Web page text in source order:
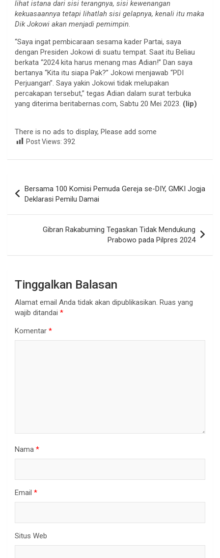
lihat istana dari sisi terangnya, sisi kewenangan
kekuasaannya tetapi lihatlah sisi gelapnya, kenali itu maka
Dik Jokowi akan menjadi pemimpin.
“Saya ingat pembicaraan sesama kader Partai, saya
dengan Presiden Jokowi di suatu tempat. Saat itu Beliau
berkata “2024 kita harus menang mas Adian!” Dan saya
bertanya “Kita itu siapa Pak?” Jokowi menjawab “PDI
Perjuangan”. Saya yakin Jokowi tidak melupakan
percakapan tersebut,” tegas Adian dalam surat terbuka
yang diterima beritabernas.com, Sabtu 20 Mei 2023. (lip)
There is no ads to display, Please add some
Post Views: 392
pos
Bersama 100 Komisi Pemuda Gereja se-DIY, GMKI Jogja
Deklarasi Pemilu Damai
Gibran Rakabuming Tegaskan Tidak Mendukung
Prabowo pada Pilpres 2024
Tinggalkan Balasan
Alamat email Anda tidak akan dipublikasikan. Ruas yang
wajib ditandai *
Komentar *
Nama *
Email *
Situs Web